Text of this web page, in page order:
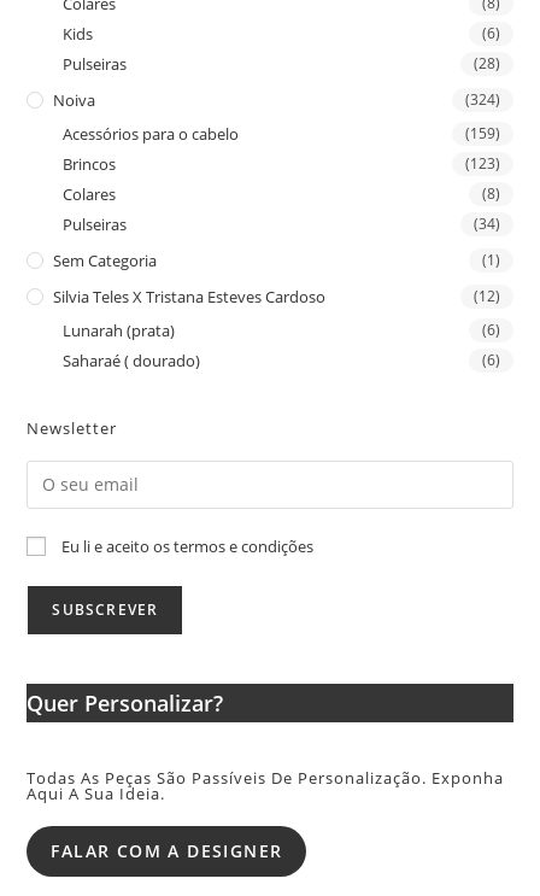
Kids (6)
Pulseiras (28)
Noiva (324)
Acessórios para o cabelo (159)
Brincos (123)
Colares (8)
Pulseiras (34)
Sem Categoria (1)
Silvia Teles X Tristana Esteves Cardoso (12)
Lunarah (prata) (6)
Saharaé ( dourado) (6)
Newsletter
Eu li e aceito os termos e condições
Quer Personalizar?
Todas As Peças São Passíveis De Personalização. Exponha
Aqui A Sua Ideia.
FALAR COM A DESIGNER